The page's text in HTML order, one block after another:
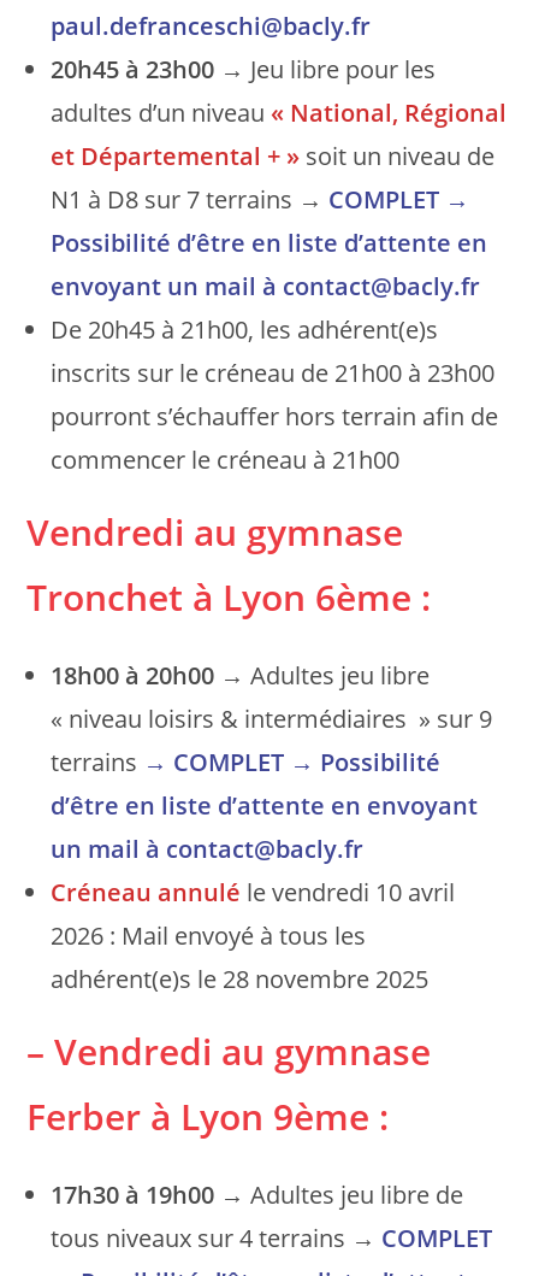
paul.defranceschi@bacly.fr
20h45 à 23h00 → Jeu libre pour les
adultes d’un niveau « National, Régional
et Départemental + » soit un niveau de
N1 à D8 sur 7 terrains → COMPLET →
Possibilité d’être en liste d’attente en
envoyant un mail à contact@bacly.fr
De 20h45 à 21h00, les adhérent(e)s
inscrits sur le créneau de 21h00 à 23h00
pourront s’échauffer hors terrain afin de
commencer le créneau à 21h00
Vendredi au gymnase
Tronchet à Lyon 6ème :
18h00 à 20h00 → Adultes jeu libre
« niveau loisirs & intermédiaires » sur 9
terrains → COMPLET → Possibilité
d’être en liste d’attente en envoyant
un mail à contact@bacly.fr
Créneau annulé le vendredi 10 avril
2026 : Mail envoyé à tous les
adhérent(e)s le 28 novembre 2025
– Vendredi au gymnase
Ferber à Lyon 9ème :
17h30 à 19h00 → Adultes jeu libre de
tous niveaux sur 4 terrains → COMPLET